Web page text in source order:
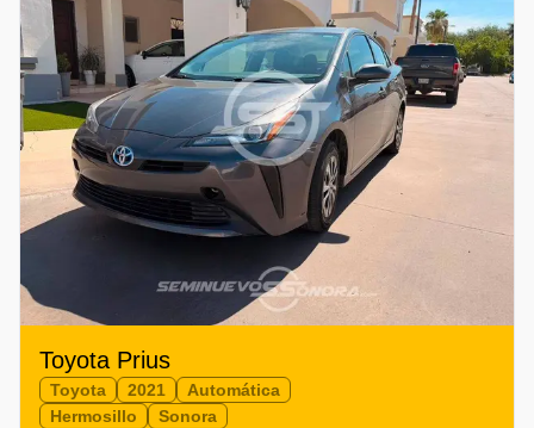
Toyota Prius
Toyota 2021
Automática
Hermosillo
Sonora